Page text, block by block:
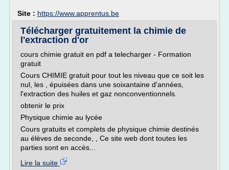
Site : https://www.apprentus.be
Télécharger gratuitement la chimie de
l'extraction d'or
cours chimie gratuit en pdf a telecharger - Formation
gratuit
Cours CHIMIE gratuit pour tout les niveau que ce soit les
nul, les , épuisées dans une soixantaine d'années,
l'extraction des huiles et gaz nonconventionnels.
obtenir le prix
Physique chimie au lycée
Cours gratuits et complets de physique chimie destinés
au élèves de seconde, , Ce site web dont toutes les
parties sont en accès...
Lire la suite